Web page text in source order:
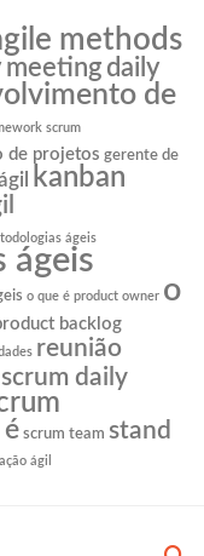
methods
meeting daily
de
scrum
de projetos gerente de
kanban
ágeis
ágeis
o que é product owner o
backlog
reunião
scrum daily
scrum team stand
ágil